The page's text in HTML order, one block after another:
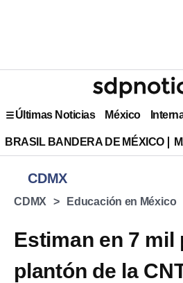
Últimas Noticias México
BRASIL BANDERA DE MÉXICO
CDMX
CDMX Educación en México
Estiman en 7 mil
plantón de la